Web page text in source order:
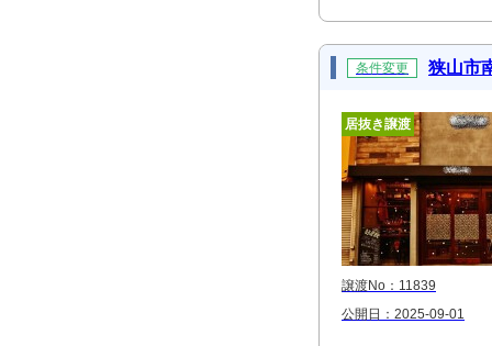
条件変更 狭山市
居抜き譲渡
譲渡No：11839
公開日：2025-09-01